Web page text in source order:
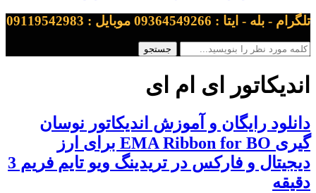
تلگرام - بله - ایتا : 09364549266 موبایل : 09119542983
اندیکاتور ای ام ای
دانلود رایگان و آموزش اندیکاتور نوسان
گیری EMA Ribbon for BO برای ارز
دیجیتال و فارکس در تریدینگ ویو تایم فریم 3
دقیقه